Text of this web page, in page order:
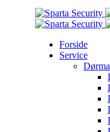
Forside
Service